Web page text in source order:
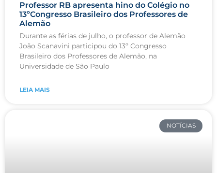
Professor RB apresenta hino do Colégio no
13ºCongresso Brasileiro dos Professores de
Alemão
Durante as férias de julho, o professor de Alemão
João Scanavini participou do 13º Congresso
Brasileiro dos Professores de Alemão, na
Universidade de São Paulo
LEIA MAIS
NOTÍCIAS